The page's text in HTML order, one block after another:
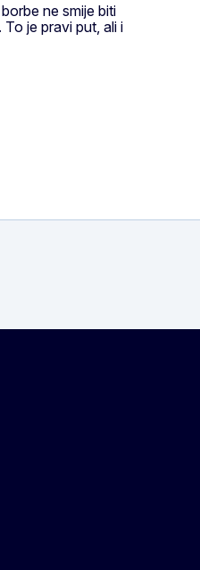
ne smije biti
je pravi put, ali i